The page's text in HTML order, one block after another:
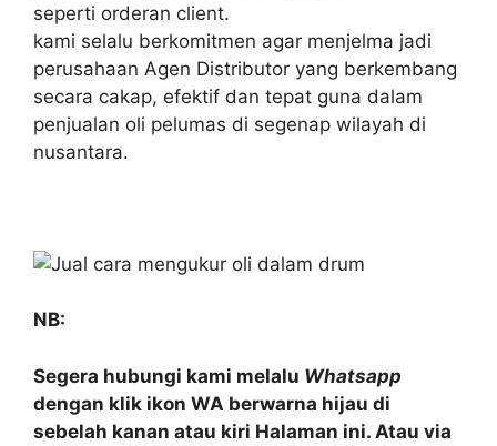
seperti orderan client.
kami selalu berkomitmen agar menjelma jadi
perusahaan Agen Distributor yang berkembang
secara cakap, efektif dan tepat guna dalam
penjualan oli pelumas di segenap wilayah di
nusantara.
NB:
Segera hubungi kami melalu Whatsapp
dengan klik ikon WA berwarna hijau di
sebelah kanan atau kiri Halaman ini. Atau via